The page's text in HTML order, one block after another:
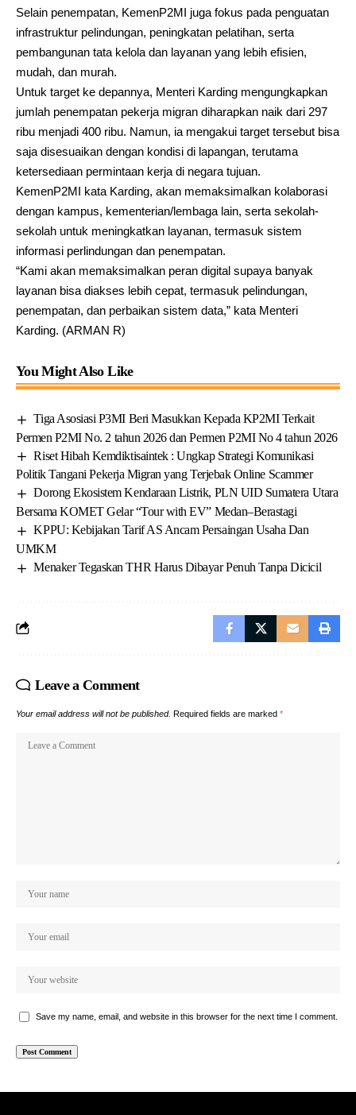
Selain penempatan, KemenP2MI juga fokus pada penguatan
infrastruktur pelindungan, peningkatan pelatihan, serta
pembangunan tata kelola dan layanan yang lebih efisien,
mudah, dan murah.
Untuk target ke depannya, Menteri Karding mengungkapkan
jumlah penempatan pekerja migran diharapkan naik dari 297
ribu menjadi 400 ribu. Namun, ia mengakui target tersebut bisa
saja disesuaikan dengan kondisi di lapangan, terutama
ketersediaan permintaan kerja di negara tujuan.
KemenP2MI kata Karding, akan memaksimalkan kolaborasi
dengan kampus, kementerian/lembaga lain, serta sekolah-
sekolah untuk meningkatkan layanan, termasuk sistem
informasi perlindungan dan penempatan.
“Kami akan memaksimalkan peran digital supaya banyak
layanan bisa diakses lebih cepat, termasuk pelindungan,
penempatan, dan perbaikan sistem data,” kata Menteri
Karding. (ARMAN R)
You Might Also Like
Tiga Asosiasi P3MI Beri Masukkan Kepada KP2MI Terkait
Permen P2MI No. 2 tahun 2026 dan Permen P2MI No 4 tahun 2026
Riset Hibah Kemdiktisaintek : Ungkap Strategi Komunikasi
Politik Tangani Pekerja Migran yang Terjebak Online Scammer
Dorong Ekosistem Kendaraan Listrik, PLN UID Sumatera Utara
Bersama KOMET Gelar “Tour with EV” Medan–Berastagi
KPPU: Kebijakan Tarif AS Ancam Persaingan Usaha Dan
UMKM
Menaker Tegaskan THR Harus Dibayar Penuh Tanpa Dicicil
Leave a Comment
Your email address will not be published. Required fields are marked *
Save my name, email, and website in this browser for the next time I comment.